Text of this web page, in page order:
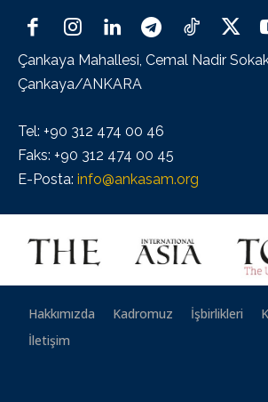
Çankaya Mahallesi, Cemal Nadir
Çankaya/ANKARA
Tel: +90 312 474 00 46
Faks: +90 312 474 00 45
E-Posta: info@ankasam.org
Hakkımızda Kadromuz İşbirlikleri
İletişim